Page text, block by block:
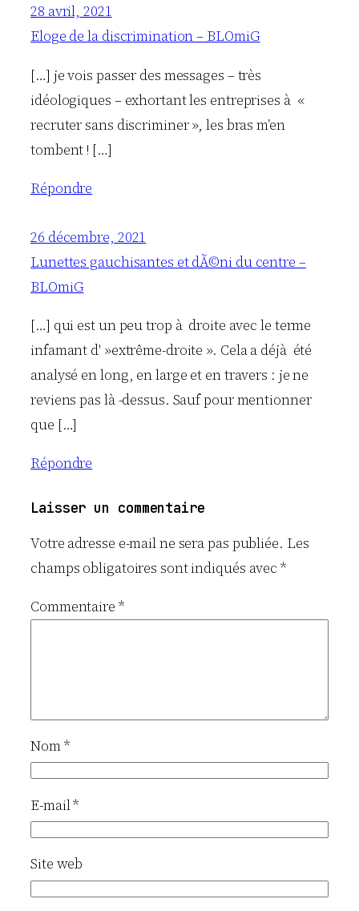
28 avril, 2021
Eloge de la discrimination – BLOmiG
[…] je vois passer des messages – très
idéologiques – exhortant les entreprises à «
recruter sans discriminer », les bras m’en
tombent ! […]
Répondre
26 décembre, 2021
Lunettes gauchisantes et dÃ©ni du centre –
BLOmiG
[…] qui est un peu trop à droite avec le terme
infamant d' »extrême-droite ». Cela a déjà été
analysé en long, en large et en travers : je ne
reviens pas là -dessus. Sauf pour mentionner
que […]
Répondre
Laisser un commentaire
Votre adresse e-mail ne sera pas publiée. Les
champs obligatoires sont indiqués avec*
Commentaire *
Nom*
E-mail*
Site web